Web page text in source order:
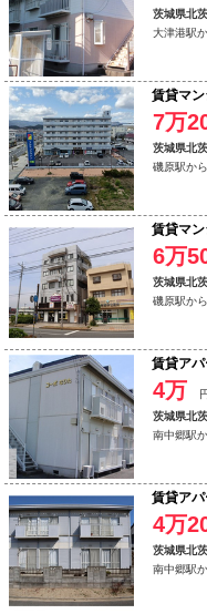
茨城県北
大津港駅
賃貸マ
7万
茨城県北
磯原駅か
賃貸マ
6万
茨城県北
磯原駅か
賃貸アパ
4万
茨城県北
南中郷駅
賃貸アパ
4万
茨城県北
南中郷駅